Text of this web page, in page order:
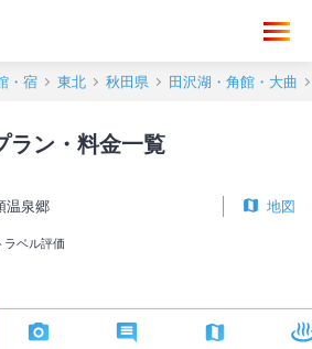
・宿 東北 秋田県 田沢湖・角館・大曲
ラン・料金一覧
温泉郷 地図
ラベル評価